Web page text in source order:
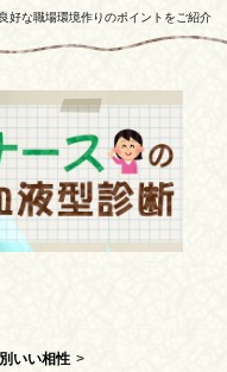
好な職場環境作りのポイントをご紹介
いい相性 >